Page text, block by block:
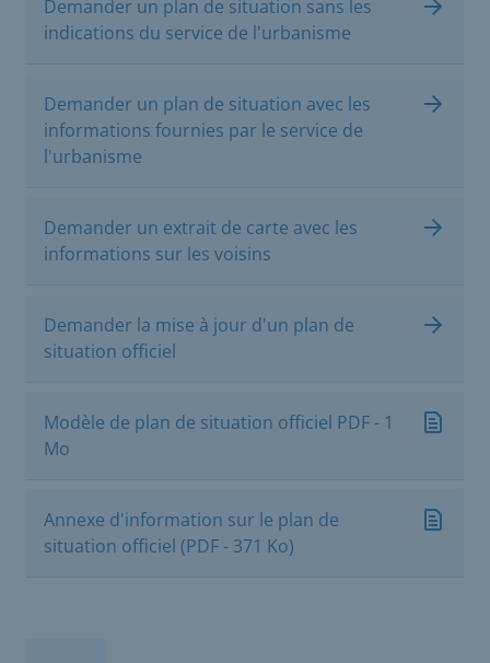
Demander un plan de situation sans les
indications du service de l'urbanisme
Demander un plan de situation avec les
informations fournies par le service de
l'urbanisme
Demander un extrait de carte avec les
informations sur les voisins
Demander la mise à jour d'un plan de
situation officiel
Modèle de plan de situation officiel PDF - 1
Mo
Annexe d'information sur le plan de
situation officiel (PDF - 371 Ko)